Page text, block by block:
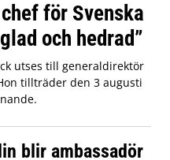
för Svenska
och hedrad”
utses till generaldirektör
tillträder den 3 augusti
blir ambassadör